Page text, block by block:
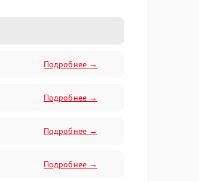
Подробнее →
Подробнее →
Подробнее →
Подробнее →